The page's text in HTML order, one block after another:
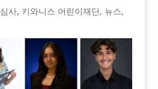
사, 키와니스 어린이재단, 뉴스,